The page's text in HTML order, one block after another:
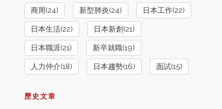
商周(24) 新型肺炎(24) 日本工作(22)
日本生活(22) 日本新創(21)
日本職涯(21) 新卒就職(19)
人力仲介(18) 日本趨勢(16) 面試(15)
歷史文章